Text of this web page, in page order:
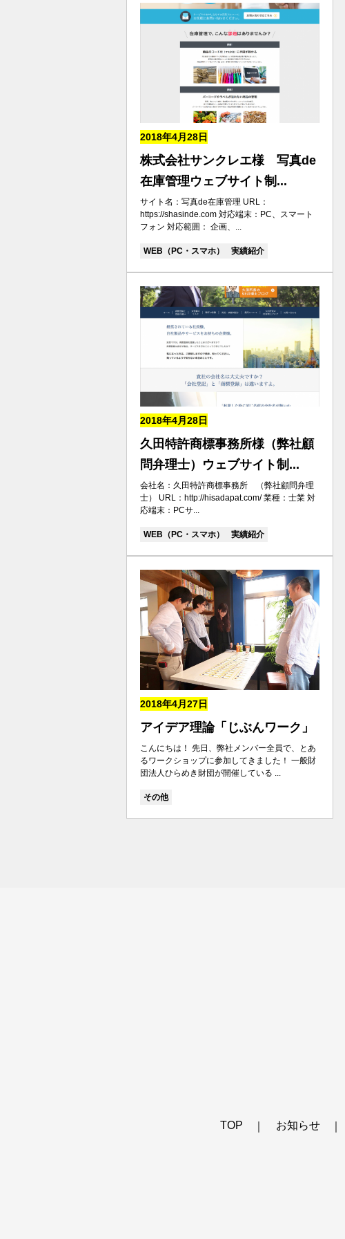
2018年4月28日
株式会社サンクレエ様 写真de
在庫管理ウェブサイト制...
サイト名：写真de在庫管理 URL：
https://shasinde.com 対応端末：PC、スマート
フォン 対応範囲： 企画、...
WEB（PC・スマホ） 実績紹介
2018年4月28日
久田特許商標事務所様（弊社顧
問弁理士）ウェブサイト制...
会社名：久田特許商標事務所 （弊社顧問弁理
士） URL：http://hisadapat.com/ 業種：士業 対
応端末：PCサ...
WEB（PC・スマホ） 実績紹介
2018年4月27日
アイデア理論「じぶんワーク」
こんにちは！ 先日、弊社メンバー全員で、とあ
るワークショップに参加してきました！ 一般財
団法人ひらめき財団が開催している ...
その他
TOP お知らせ